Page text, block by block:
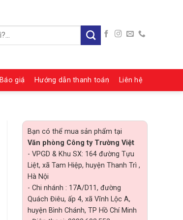
Báo giá Hướng dẫn thanh toán Liên hệ
Bạn có thể mua sản phẩm tại
Văn phòng Công ty Trường Việt
- VPGD & Khu SX: 164 đường Tựu
Liệt, xã Tam Hiệp, huyện Thanh Trì ,
Hà Nội
- Chi nhánh : 17A/D11, đường
Quách Điêu, ấp 4, xã Vĩnh Lộc A,
huyện Bình Chánh, TP Hồ Chí Minh